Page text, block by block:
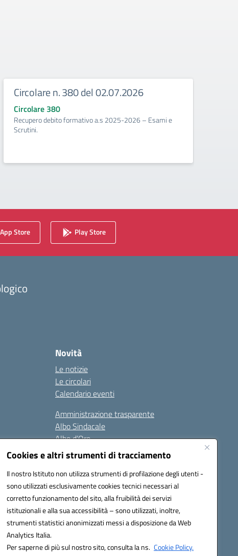
Cookies e altri strumenti di tracciamento
Il nostro Istituto non utilizza strumenti di profilazione degli utenti -
sono utilizzati esclusivamente cookies tecnici necessari al
corretto funzionamento del sito, alla fruibilità dei servizi
istituzionali e alla sua accessibilità – sono utilizzati, inoltre,
strumenti statistici anonimizzati messi a disposizione da Web
Analytics Italia.
Per saperne di più sul nostro sito, consulta la ns. Cookie Policy.
Circolare n. 380 del 02.07.2026
Circolare 380
Recupero debito formativo a.s 2025-2026 – Esami e
Scrutini.
App Store Play Store
Novità
Le notizie
Le circolari
Calendario eventi
Amministrazione trasparente
Albo Sindacale
Albo d’Oro
Sicurezza
Erasmus
Seguici su:
fgtd02000p@pec.istruzione.it